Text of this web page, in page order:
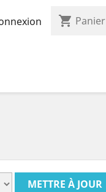
shopping_cart Panier
METTRE À JOUR